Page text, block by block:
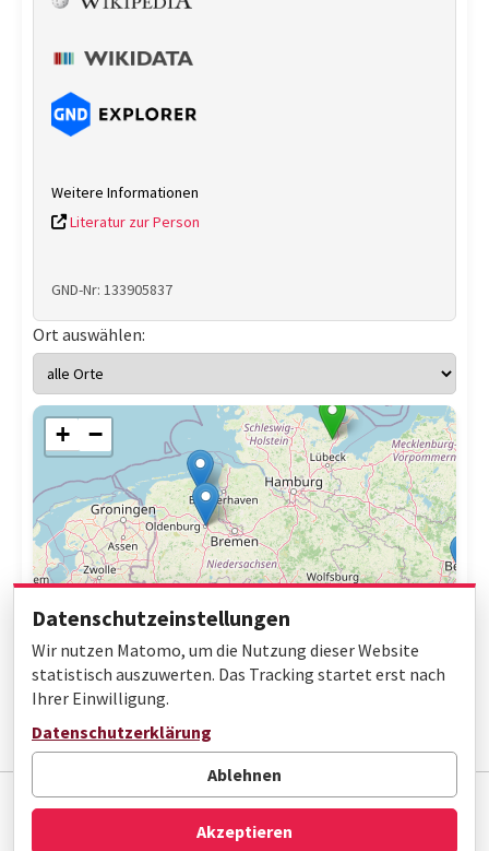
Weitere Informationen
Literatur zur Person
GND-Nr: 133905837
Ort auswählen:
+ −
Impressum Datenschutz
Barrierefreiheit
© Gottfried Wilhelm Leibniz Bibliothek
Datenschutzeinstellungen
Wir nutzen Matomo, um die Nutzung dieser Website
statistisch auszuwerten. Das Tracking startet erst nach
Ihrer Einwilligung.
Datenschutzerklärung
Ablehnen
Akzeptieren